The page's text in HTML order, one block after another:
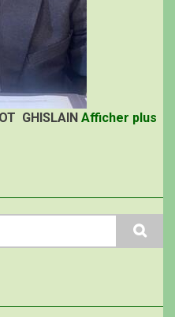
GHISLAIN Afficher plus